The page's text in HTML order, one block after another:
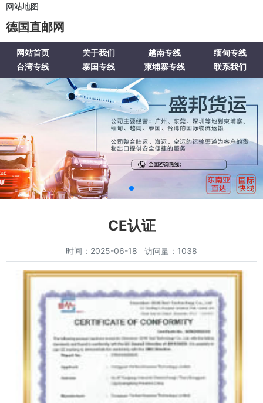
网站地图
德国直邮网
网站首页 关于我们 越南专线
缅甸专线
台湾专线
泰国专线 柬埔寨专线 联系我们
CE认证
时间：2025-06-18 访问量：1038